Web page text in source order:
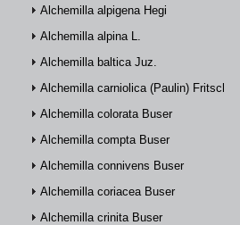
Alchemilla alpigena Hegi
Alchemilla alpina L.
Alchemilla baltica Juz.
Alchemilla carniolica (Paulin) Fritsch
Alchemilla colorata Buser
Alchemilla compta Buser
Alchemilla connivens Buser
Alchemilla coriacea Buser
Alchemilla crinita Buser